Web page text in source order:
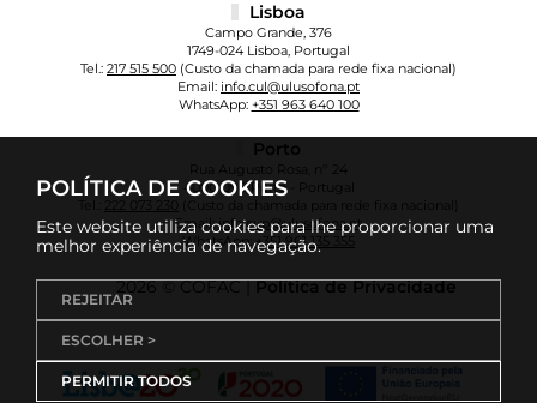
POLÍTICA DE COOKIES
Este website utiliza cookies para lhe proporcionar uma
melhor experiência de navegação.
REJEITAR
ESCOLHER >
PERMITIR TODOS
Lisboa
Campo Grande, 376
1749-024 Lisboa, Portugal
Tel.: 217 515 500 (Custo da chamada para rede fixa nacional)
Email: info.cul@ulusofona.pt
WhatsApp: +351 963 640 100
Porto
Rua Augusto Rosa, nº 24
4000-098 Porto - Portugal
222 073 230
(Custo da chamada para rede fixa nacional)
Email:info.cup@ulusofona.pt
WhatsApp:+351 961 135 355
2026 © COFAC |Política de Privacidade